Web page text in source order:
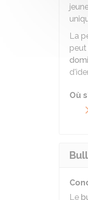
La
peut
Où
Le